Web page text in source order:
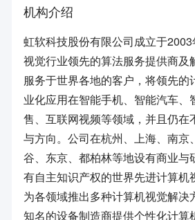
机构介绍
虹软科技股份有限公司成立于
视觉行业领先的算法服务提供商及
服务于世界各地的客户，将领先的
业化应用在智能手机、智能汽车、
售、互联网视频等领域，并且仍在
与方向。公司在杭州、上海、南京
谷、东京、都柏林等地设有商业与
有自主知识产权的世界先进计算机
为各领域推出多种计算机视觉解决
知名的设备制造商提供个性化计算